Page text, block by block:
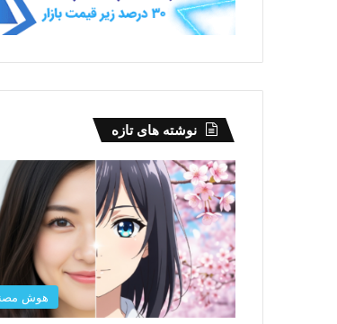
نوشته های تازه
هوش